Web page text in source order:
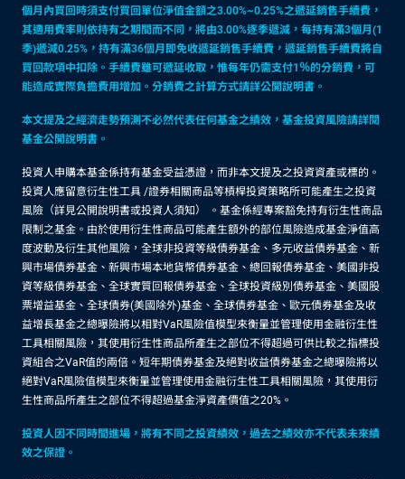
個月內買回時須支付買回單位淨值金額之3.00%~0.25%之遞延銷售手續費，
其適用費率則依持有之期間而不同，將由3.00%逐季遞減，每持有滿3個月(1
季)遞減0.25%，持有滿36個月即免收遞延銷售手續費，遞延銷售手續費將自
買回款項中扣除。手續費雖可遞延收取，惟每年仍需支付1％的分銷費，可
能造成實際負擔費用增加。分銷費之計算方式請詳公開說明書。
本文提及之經濟走勢預測不必然代表任何基金之績效，基金投資風險請詳閱
基金公開說明書。
投資人申購本基金係持有基金受益憑證，而非本文提及之投資資產或標的。
投資人應留意衍生性工具 /證券相關商品等槓桿投資策略所可能產生之投資
風險（詳見公開說明書或投資人須知） 。基金係經專案豁免持有衍生性商品
限制之基金。由於使用衍生性商品可能產生額外的部位風險造成基金淨值高
度波動及衍生其他風險，全球非投資等級債券基金、多元收益債券基金、新
興市場債券基金、新興市場本地貨幣債券基金、總回報債券基金、美國非投
資等級債券基金、全球實質回報債券基金、全球投資級別債券基金、美國股
票增益基金、全球債券(美國除外)基金、全球債券基金、歐元債券基金及收
益增長基金之總曝險將以相對VaR風險值模型來衡量並管理使用金融衍生性
工具相關風險，其使用衍生性商品所產生之部位不得超過可供比較之指標投
資組合之VaR值的兩倍。短年期債券基金及絕對收益債券基金之總曝險將以
絕對VaR風險值模型來衡量並管理使用金融衍生性工具相關風險，其使用衍
生性商品所產生之部位不得超過基金淨資產價值之20%。
投資人因不同時間進場，將有不同之投資績效，過去之績效亦不代表未來績
效之保證。